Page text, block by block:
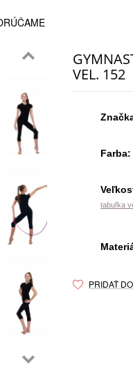
VEL. 152
Farba:
tabuľka
PRIDAŤ